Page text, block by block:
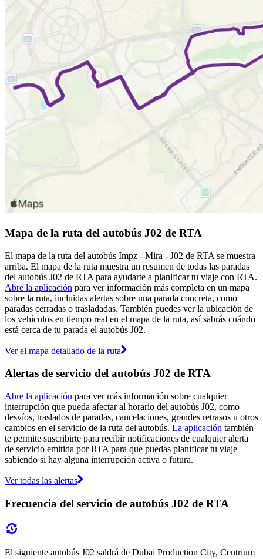
Mapa de la ruta del autobús J02 de RTA
El mapa de la ruta del autobús Impz - Mira - J02 de RTA se muestra
arriba. El mapa de la ruta muestra un resumen de todas las paradas
del autobús J02 de RTA para ayudarte a planificar tu viaje con RTA.
Abre la aplicación para ver información más completa en un mapa
sobre la ruta, incluidas alertas sobre una parada concreta, como
paradas cerradas o trasladadas. También puedes ver la ubicación de
los vehículos en tiempo real en el mapa de la ruta, así sabrás cuándo
está cerca de tu parada el autobús J02.
Ver el mapa detallado de la ruta
Alertas de servicio del autobús J02 de RTA
Abre la aplicación para ver más información sobre cualquier
interrupción que pueda afectar al horario del autobús J02, como
desvíos, traslados de paradas, cancelaciones, grandes retrasos u otros
cambios en el servicio de la ruta del autobús. La aplicación también
te permite suscribirte para recibir notificaciones de cualquier alerta
de servicio emitida por RTA para que puedas planificar tu viaje
sabiendo si hay alguna interrupción activa o futura.
Ver todas las alertas
Frecuencia del servicio de autobús J02 de RTA
El siguiente autobús J02 saldrá de Dubai Production City, Centrium